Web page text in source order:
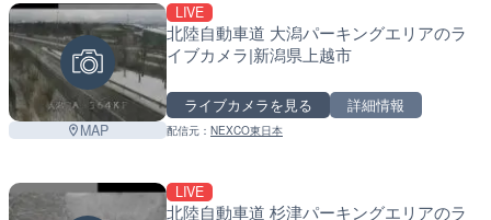
MAP
LIVE
北陸自動車道 大潟パーキングエリアのラ
イブカメラ|新潟県上越市
ライブカメラを見る 詳細情報
配信元： NEXCO東日本
LIVE
北陸自動車道 杉津パーキングエリアのラ